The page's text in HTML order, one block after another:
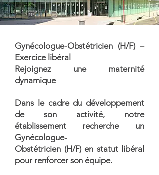
Gynécologue-Obstétricien (H/F) –
Exercice libéral
Rejoignez une maternité
dynamique
Dans le cadre du développement
de son activité, notre
établissement recherche un
Gynécologue-
Obstétricien (H/F) en statut libéral
pour renforcer son équipe.